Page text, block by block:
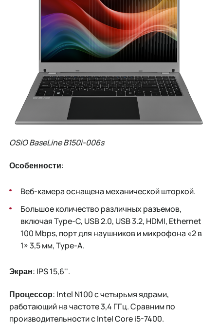
OSiO BaseLine B150i-006s
Особенности:
Веб-камера оснащена механической шторкой.
Большое количество различных разъемов,
включая Type-C, USB 2.0, USB 3.2, HDMI, Ethernet
100 Mbps, порт для наушников и микрофона «2 в
1» 3,5 мм, Type-A.
Экран: IPS 15,6''.
Процессор: Intel N100 с четырьмя ядрами,
работающий на частоте 3,4 ГГц. Сравним по
производительности с Intel Core i5-7400.